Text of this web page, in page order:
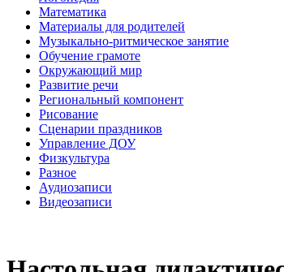
Математика
Материалы для родителей
Музыкально-ритмическое занятие
Обучение грамоте
Окружающий мир
Развитие речи
Региональный компонент
Рисование
Сценарии праздников
Управление ДОУ
Физкультура
Разное
Аудиозаписи
Видеозаписи